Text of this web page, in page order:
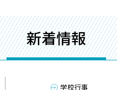
新着情報
学校行事